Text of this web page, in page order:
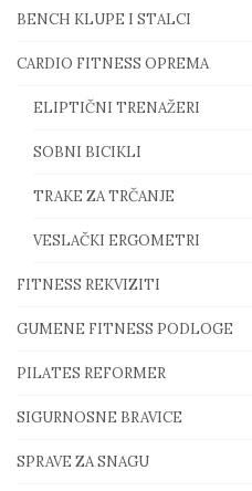
BENCH KLUPE I STALCI
CARDIO FITNESS OPREMA
ELIPTIČNI TRENAŽERI
SOBNI BICIKLI
TRAKE ZA TRČANJE
VESLAČKI ERGOMETRI
FITNESS REKVIZITI
GUMENE FITNESS PODLOGE
PILATES REFORMER
SIGURNOSNE BRAVICE
SPRAVE ZA SNAGU